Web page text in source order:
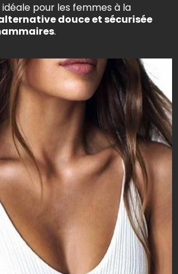
idéale pour les femmes à la
douce et sécurisée
.